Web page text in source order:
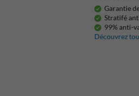
Garantie
Stratifé
99% anti-
Découvrez